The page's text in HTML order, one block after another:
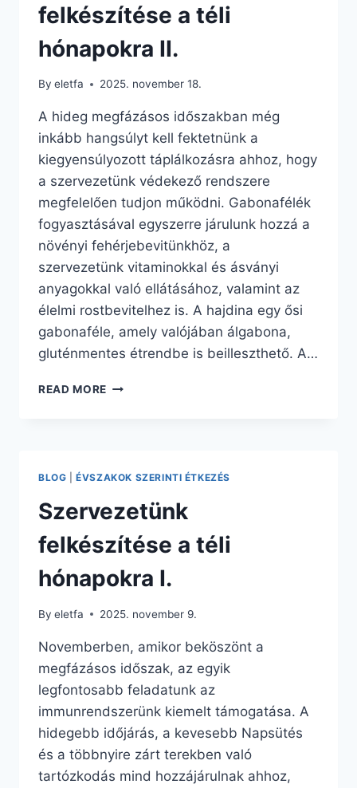
felkészítése a téli
hónapokra II.
By eletfa 2025. november 18.
A hideg megfázásos időszakban még
inkább hangsúlyt kell fektetnünk a
kiegyensúlyozott táplálkozásra ahhoz, hogy
a szervezetünk védekező rendszere
megfelelően tudjon működni. Gabonafélék
fogyasztásával egyszerre járulunk hozzá a
növényi fehérjebevitünkhöz, a
szervezetünk vitaminokkal és ásványi
anyagokkal való ellátásához, valamint az
élelmi rostbevitelhez is. A hajdina egy ősi
gabonaféle, amely valójában álgabona,
gluténmentes étrendbe is beilleszthető. A…
READ MORE SZERVEZETÜNK
BLOG |ÉVSZAKOK SZERINTI ÉTKEZÉS
Szervezetünk
felkészítése a téli
hónapokra I.
By eletfa 2025. november 9.
Novemberben, amikor beköszönt a
megfázásos időszak, az egyik
legfontosabb feladatunk az
immunrendszerünk kiemelt támogatása. A
hidegebb időjárás, a kevesebb Napsütés
és a többnyire zárt terekben való
tartózkodás mind hozzájárulnak ahhoz,